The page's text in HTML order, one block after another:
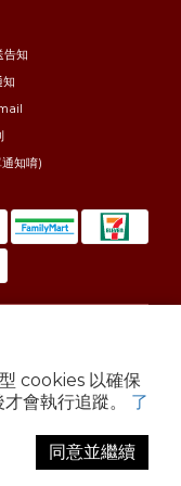
cookies 以確保
會執行追蹤。 了
同意並繼續
告知
知唷)